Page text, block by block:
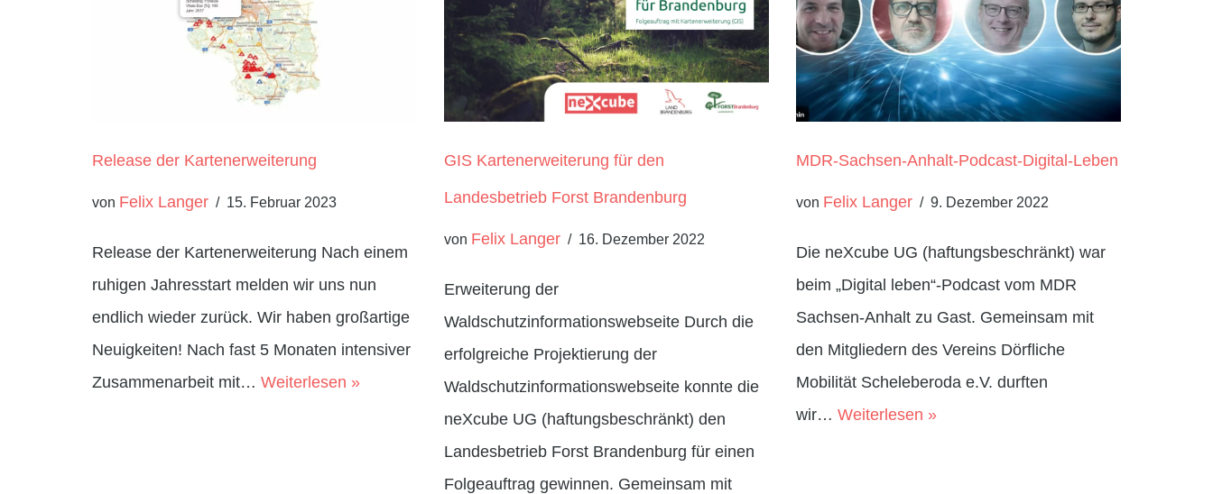
Release der Kartenerweiterung
von Felix Langer 15. Februar 2023
Release der Kartenerweiterung Nach einem
ruhigen Jahresstart melden wir uns nun
endlich wieder zurück. Wir haben großartige
Neuigkeiten! Nach fast 5 Monaten intensiver
Zusammenarbeit mit… Weiterlesen »
GIS Kartenerweiterung für den
Landesbetrieb Forst Brandenburg
von Felix Langer 16. Dezember 2022
Erweiterung der
Waldschutzinformationswebseite Durch die
erfolgreiche Projektierung der
Waldschutzinformationswebseite konnte die
neXcube UG (haftungsbeschränkt) den
Landesbetrieb Forst Brandenburg für einen
Folgeauftrag gewinnen. Gemeinsam mit
MDR-Sachsen-Anhalt-Podcast-Digital-Leben
von Felix Langer 9. Dezember 2022
Die neXcube UG (haftungsbeschränkt) war
beim „Digital leben“-Podcast vom MDR
Sachsen-Anhalt zu Gast. Gemeinsam mit
den Mitgliedern des Vereins Dörfliche
Mobilität Scheleberoda e.V. durften
wir… Weiterlesen »